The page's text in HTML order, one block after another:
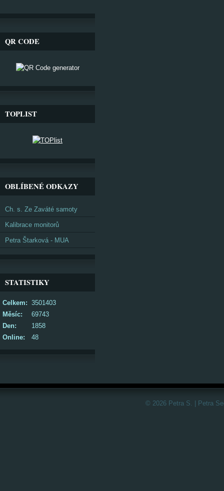
QR CODE
TOPLIST
OBLÍBENÉ ODKAZY
Ch. s. Ze Zaváté samoty
Kalibrace monitorů
Petra Štarková - MUA
STATISTIKY
Online: 48
Celkem: 3501403
Měsíc:
69743
Den:
1858
© 2026 Petra S. | Petra